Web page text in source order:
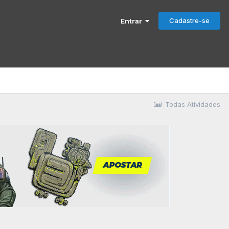
Entrar Cadastre-se
Todas Atividades